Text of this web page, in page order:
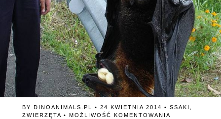
BY DINOANIMALS.PL • 24 KWIETNIA 2014 • SSAKI
ZWIERZĘTA • MOŻLIWOŚĆ KOMENTOWANIANAJWIĘKSZY